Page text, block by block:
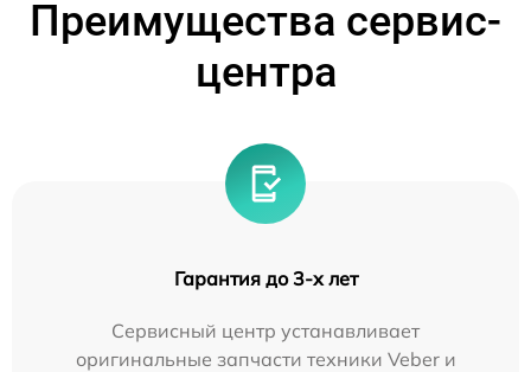
Преимущества сервис-
центра
Гарантия до 3-х лет
Сервисный центр устанавливает
оригинальные запчасти техники Veber и